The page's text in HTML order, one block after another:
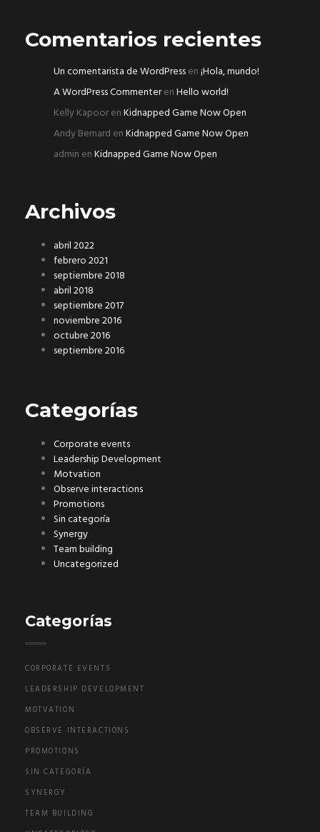
Comentarios recientes
Un comentarista de WordPressen¡Hola, mundo!
A WordPress CommenterenHello world!
Kelly KapoorenKidnapped Game Now Open
Andy Bernard enKidnapped Game Now Open
admin enKidnapped Game Now Open
Archivos
abril 2022
febrero 2021
septiembre 2018
abril 2018
septiembre 2017
noviembre 2016
octubre 2016
septiembre 2016
Categorías
Corporate events
Leadership Development
Motvation
Observe interactions
Promotions
Sin categoría
Synergy
Team building
Uncategorized
Categorías
CORPORATE EVENTS
LEADERSHIP DEVELOPMENT
MOTVATION
OBSERVE INTERACTIONS
PROMOTIONS
SIN CATEGORÍA
SYNERGY
TEAM BUILDING